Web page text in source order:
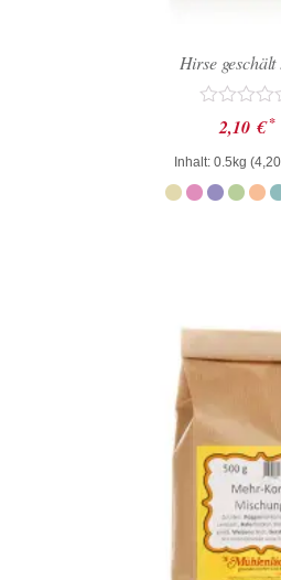
Hirse geschält
Bewertet
mit
0
von
5
2,10 € *
Inhalt: 0.5kg (4,20